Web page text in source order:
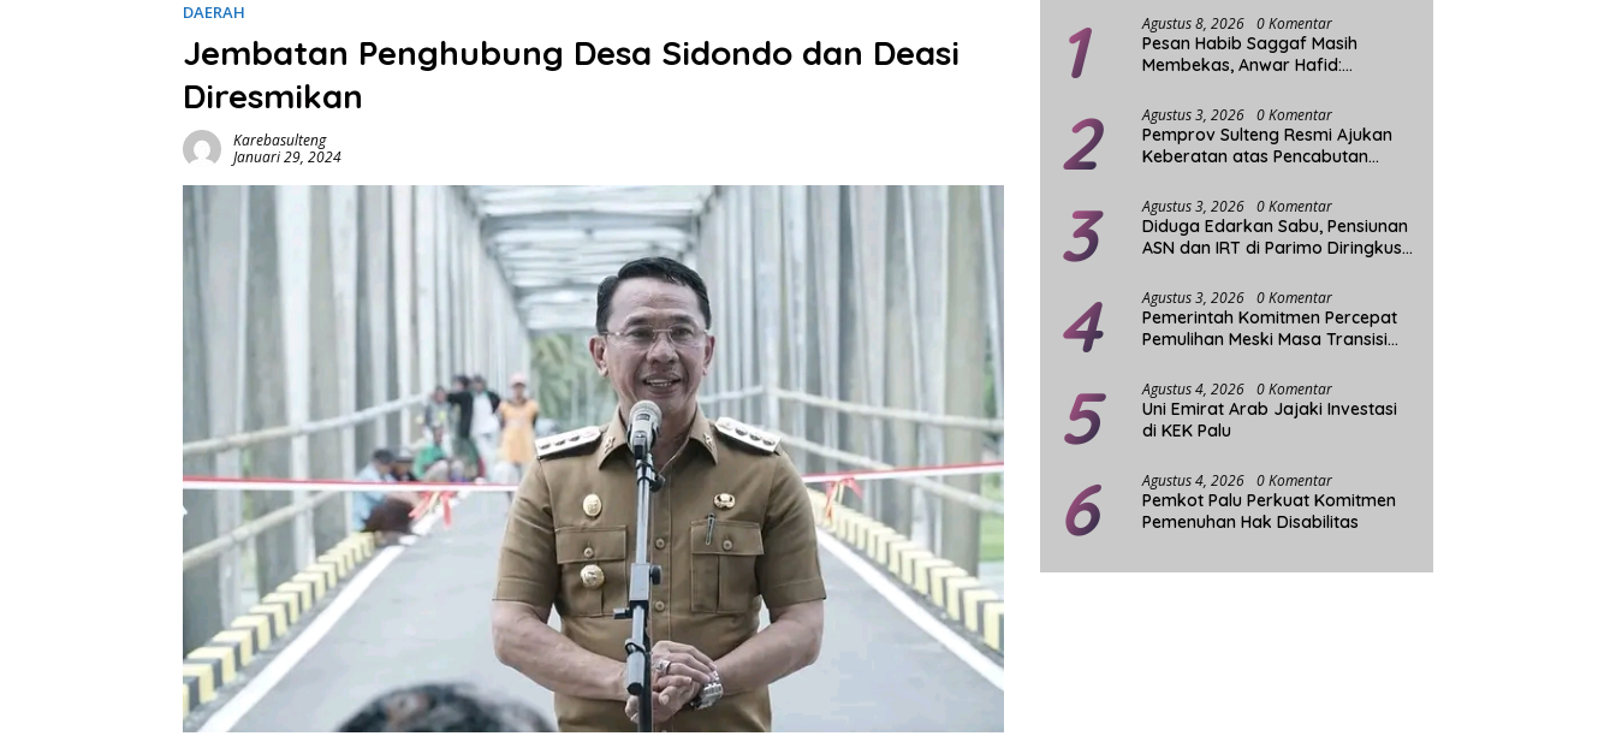
DAERAH
Jembatan Penghubung Desa Sidondo dan Deasi
Diresmikan
Karebasulteng
Januari 29, 2024
1 Agustus 8, 2026 0 Komentar
Pesan Habib Saggaf Masih
Membekas, Anwar Hafid:
Besar Indonesia
2 Agustus 3, 2026 0 Komentar
Pemprov Sulteng Resmi Ajukan
Keberatan atas Pencabutan
3 Agustus 3, 2026 0 Komentar
Diduga Edarkan Sabu, Pensiunan
ASN dan IRT di Parimo Diringkus
4 Agustus 3, 2026 0 Komentar
Pemerintah Komitmen Percepat
Pemulihan Meski Masa Transisi
5 Agustus 4, 2026 0 Komentar
Uni Emirat Arab Jajaki Investasi
di KEK Palu
6 Agustus 4, 2026 0 Komentar
Pemkot Palu Perkuat Komitmen
Pemenuhan Hak Disabilitas